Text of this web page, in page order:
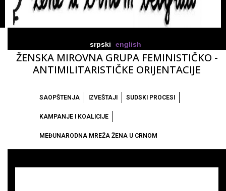
srpski english
ŽENSKA MIROVNA GRUPA FEMINISTIČKO -
ANTIMILITARISTIČKE ORIJENTACIJE
SAOPŠTENJA IZVEŠTAJI SUDSKI PROCESI
KAMPANJE I KOALICIJE
MEĐUNARODNA MREŽA ŽENA U CRNOM